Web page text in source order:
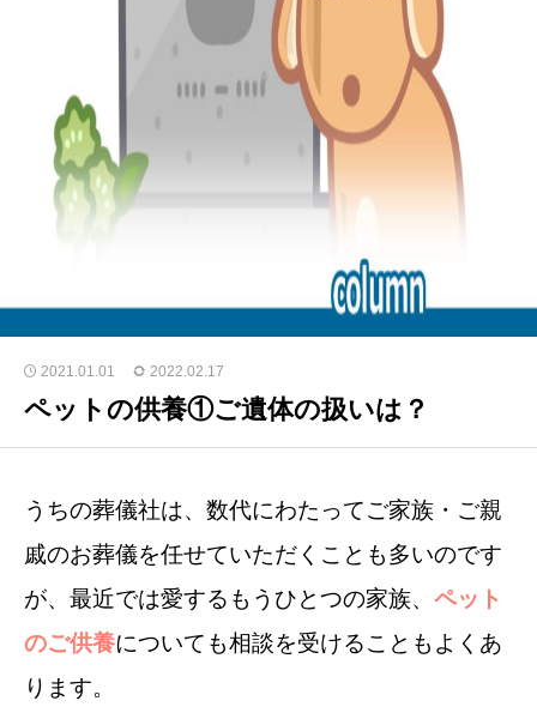
2021.01.01 2022.02.17
ペットの供養①ご遺体の扱いは？
うちの葬儀社は、数代にわたってご家族・ご親
戚のお葬儀を任せていただくことも多いのです
が、 最近では愛するもうひとつの家族、 ペット
のご供養についても相談を受けることもよくあ
ります。